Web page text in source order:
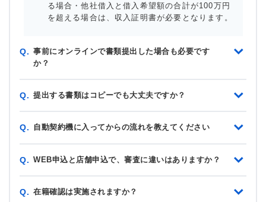
る場合・他社借入と借入希望額の合計が100万円
を超える場合は、収入証明書が必要となります。
Q. 事前にオンラインで書類提出した場合も必要です
か？
Q. 提出する書類はコピーでも大丈夫ですか？
Q. 自動契約機に入ってからの流れを教えてください
Q. WEB申込と店舗申込で、審査に違いはありますか？
Q. 在籍確認は実施されますか？